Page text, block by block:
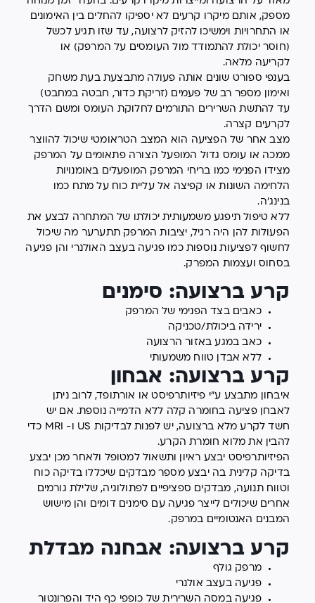
מספק, אותם מיקרו קרעים לא יספיקו להחלים בין האימונים
או התחרויות וימשיכו להזיק לרצועה, עד שזו תגיע לכשל
(חוסר יכולת להתמודד מול העומסים על המרפק) או
לקריעה מלאה.
בענפי ספורט שונים אותה פעולה מתבצעת בעת משחק
ואימון מספר רב של פעמים (זריקת כדור, חבטה במחבט)
עד להתשת השרירים התורמים לחלוקת העומס ומשם הדרך
לקרעים קצרה.
מצב אחר של הפציעה הוא המצב הטראומטי שיכול להווצר
ממכה או עומס גדול המופעל הצורה פתאומים על המרפק
מצידו הפנימי כמו בריחי המרפק המופעלים באומנויות
הלחימה השונות או קפיצה אל עליית כוח על מתח כמו
בנינג'ה.
ללא טיפול תיפגע משמעותית יכולתו של המתחרה לבצע את
הפעולות להן היה רגיל, יציבות המרפק תתערער מה שיכול
לחשוף לפציעות נוספות כמו פגיעה בעצב האולנרי והן פגיעה
בסחוס ועצמות המפרק.
קרע ברצועה: סימנים
כאבים בצד הפנימי של המרפק
ירידה ביכולת/טכניקה
כאב במגע באזור הרצועה
ללא אבדן טווח משמעותי
קרע ברצועה: אבחון
איבחון מתבצע ע"י פיזיותרפיסט או אורתופד, לרוב ניתן
לאבחן פציעה בחומרה קלה ללא הדמייה נוספת. אם יש
חשד לקרע מלא ברצועה, יש לפנות לבדיקות US ו- MRI כדי
להבין את מלוא חומרת הקרע.
הפיזיותרפיסט יבצע ראיון ותשאול למטופל ולאחר מכן יבצע
בדיקה קלינית בה יבצע מספר מבדקים שיכללו בדיקה כוח
וטווח תנועה, מבדקים ספציפיים לפתולוגיה, שלילת גורמים
אחרים שיכולים לייצר פגיעה עם סימנים דומים והן מישוש
המבנים האנטומיים במרפק.
קרע ברצועה: אבחנה מבדלת
מרפק גולף
פגיעה בעצב אולנרי
פגיעה במסה השרירית של כופפי כף היד והפרונטור